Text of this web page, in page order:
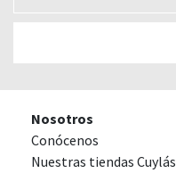
Nosotros
Conócenos
Nuestras tiendas Cuylás